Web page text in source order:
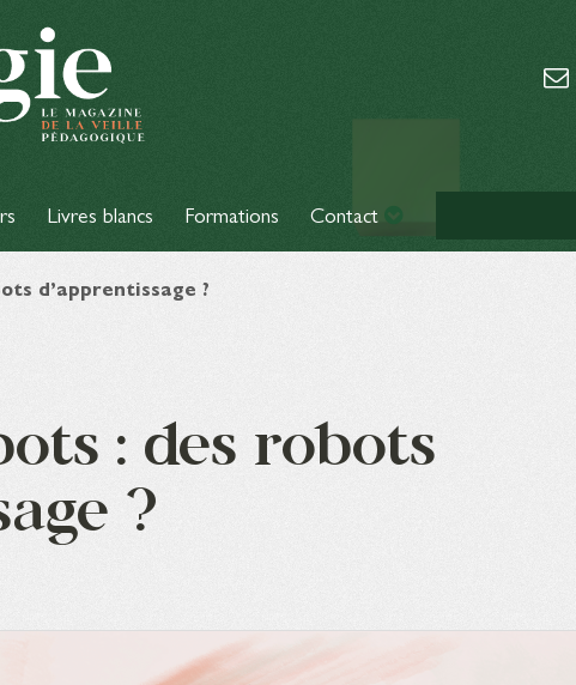
Livres blancs Formations Contact
d’apprentissage ?
: des robots
?